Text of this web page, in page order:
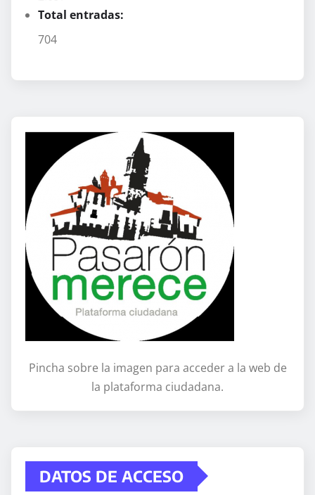
Total entradas:
704
Pincha sobre la imagen para acceder a la web de
la plataforma ciudadana.
DATOS DE ACCESO